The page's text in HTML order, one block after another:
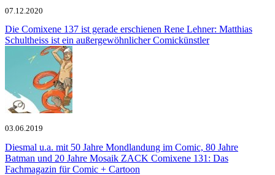
07.12.2020
Die Comixene 137 ist gerade erschienen Rene Lehner: Matthias
Schultheiss ist ein außergewöhnlicher Comickünstler
03.06.2019
Diesmal u.a. mit 50 Jahre Mondlandung im Comic, 80 Jahre
Batman und 20 Jahre Mosaik ZACK Comixene 131: Das
Fachmagazin für Comic + Cartoon